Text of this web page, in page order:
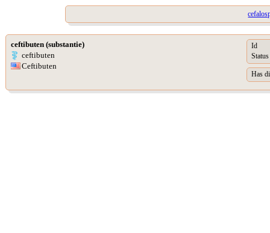
ceftibuten (substantie)
ceftibuten
Ceftibuten
Id
Status
Has